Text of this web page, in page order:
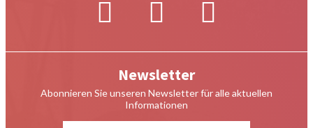
Newsletter
Abonnieren Sie unseren Newsletter für alle aktuellen
Informationen